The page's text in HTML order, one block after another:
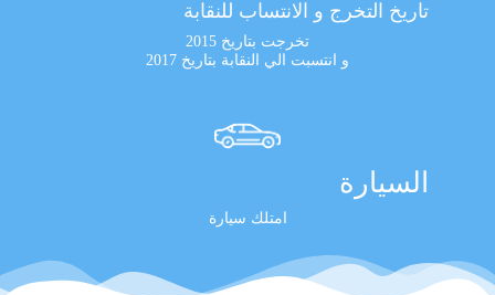
تاريخ التخرج و الانتساب للنقابة
تخرجت بتاريخ 2015
و انتسبت الي النقابة بتاريخ 2017
السيارة
امتلك سيارة